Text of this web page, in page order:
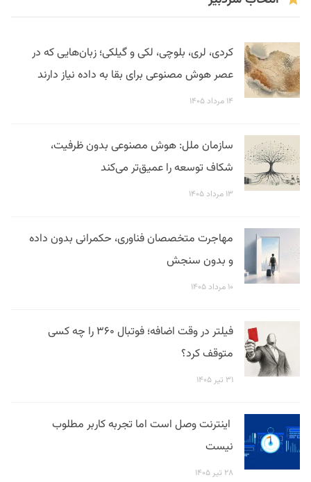
کردی، لری، بلوچی، لکی و گیلکی؛ زبان‌هایی که در
عصر هوش مصنوعی برای بقا به داده نیاز دارند
۱۴ مرداد ۱۴۰۵
سازمان ملل: هوش مصنوعی بدون ظرفیت،
شکاف توسعه را عمیق‌تر می‌کند
۱۳ مرداد ۱۴۰۵
مهاجرت متخصصان فناوری، حکمرانی بدون داده
و بدون سنجش
۱۰ مرداد ۱۴۰۵
فیلتر در وقت اضافه؛ فوتبال ۳۶۰ را چه کسی
متوقف کرد؟
۳۱ تیر ۱۴۰۵
اینترنت وصل است اما تجربه کاربر مطلوب
نیست
۲۸ تیر ۱۴۰۵